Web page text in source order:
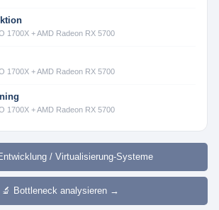
1700X + AMD Radeon RX 5700
1700X + AMD Radeon RX 5700
1700X + AMD Radeon RX 5700
/ Virtualisierung-Systeme
🔬 Bottleneck analysieren →